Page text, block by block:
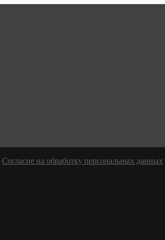
Согласие на обработку персональных данных